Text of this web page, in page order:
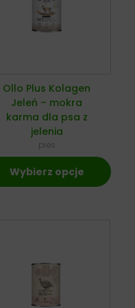
Ollo Plus Kolagen
Jeleń – mokra
karma dla psa z
jelenia
pies
Wybierz opcje